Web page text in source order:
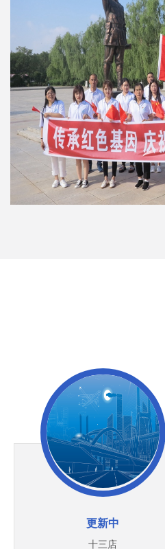
更新中
十三店